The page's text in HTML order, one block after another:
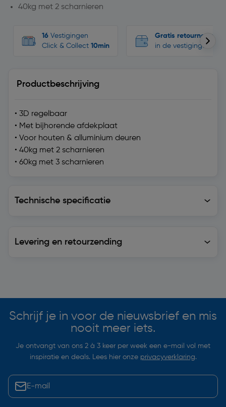
40kg met 2 scharnieren
16 Vestigingen
Click & Collect 10min
Gratis retourneren
in de vestigingen
Productbeschrijving
• 3D regelbaar
• Met bijhorende afdekplaat
• Voor houten & alluminium deuren
• 40kg met 2 scharnieren
• 60kg met 3 scharnieren
Technische specificatie
Levering en retourzending
Schrijf je in voor de nieuwsbrief en mis
nooit meer iets.
Je ontvangt van ons 2 à 3 keer per week een e-mail vol met
inspiratie en deals. Lees hier onze privacyverklaring.